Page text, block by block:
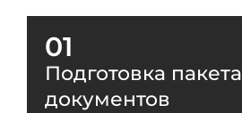
01
Подготовка пакета
документов